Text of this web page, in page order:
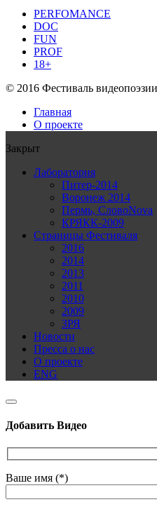
PERFOMANCE
DOC
FUN
PROF
18+
© 2016 Фестиваль
Главная
О проекте
Закрыт
Лаборатория
Питер-2014
Воронеж 2014
Пермь, СловоNova
КРЯКК-2009
Страницы Фестиваля
2016
2014
2013
2011
2010
2009
ЗРЯ
Новости
Пресса о нас
О проекте
ENG
Добавить Видео
Ваше имя (*)